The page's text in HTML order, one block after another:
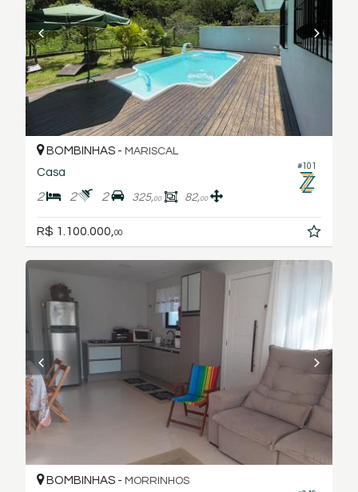
#101
BOMBINHAS - MARISCAL
Casa
2 2 2 325,00 82,00
R$ 1.100.000, 00
BOMBINHAS - MORRINHOS